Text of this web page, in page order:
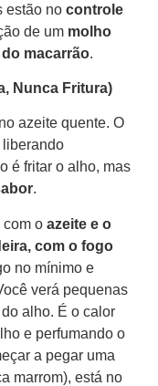
estão no controle
de um molho
macarrão.
Nunca Fritura)
azeite quente. O
é fritar o alho, mas
.
com o azeite e o
com o fogo
no mínimo e
verá pequenas
alho. É o calor
e perfumando o
a pegar uma
marrom), está no